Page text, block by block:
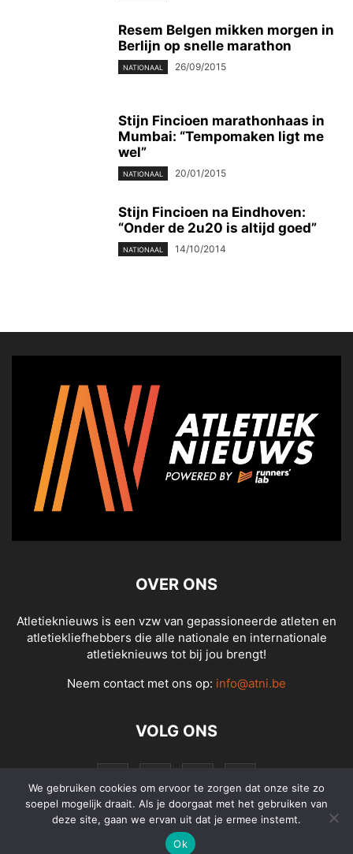
Resem Belgen mikken morgen in
Berlijn op snelle marathon
NATIONAAL 26/09/2015
Stijn Fincioen marathonhaas in
Mumbai: “Tempomaken ligt me
wel”
NATIONAAL 20/01/2015
Stijn Fincioen na Eindhoven:
“Onder de 2u20 is altijd goed”
NATIONAAL 14/10/2014
OVER ONS
Atletieknieuws is een vzw van gepassioneerde atleten en
atletiekliefhebbers die alle nationale en internationale
atletieknieuws tot bij jou brengt!
Neem contact met ons op: info@atni.be
VOLG ONS
© Atletieknieuws - Alle rechten voorbehouden
We gebruiken cookies om ervoor te zorgen dat onze site zo
soepel mogelijk draait. Als je doorgaat met het gebruiken van
deze site, gaan we ervan uit dat je ermee instemt.
Ok